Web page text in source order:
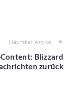
Nächster Artikel
Blizzard
zurück